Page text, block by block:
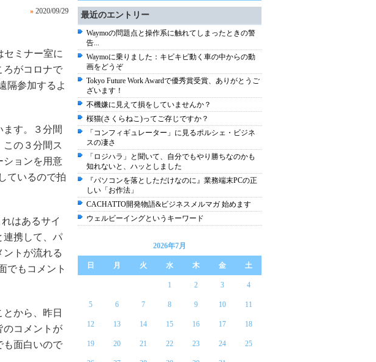
» 2020/09/29
セミナー室に
ろがコロナで
隔参加するよ
す。３分間
の３分間ス
ションを用意
ているので拍
はあるサイ
連携して、パ
トが流れる
でもコメント
から、昨日
のコメントが
も面白いので
最近のエントリー
Waymoの問題点と操作系に触れてしまったときの警
告...
Waymoに乗りました：キビキビ動く車の中からの動
画をどうぞ
Tokyo Future Work Awardで優秀賞受賞、ありがとうご
ざいます！
不機嫌に見えて損をしていませんか？
桜猫(さくらねこ)ってご存じですか？
「コンフィギュレーター」に見るポルシェ・ビジネ
スの凄さ
「ロジハラ」と聞いて、自分でもやり勝ちなのかも
知れないと、ハッとしました
『パソコンを落としただけなのに』業務端末PCの正
しい「お作法」
CACHATTO開発物語&ビジネスメルマガ 始めます
ウェルビーイングというキーワード
2026年7月
日 月 火 水 木 金 土
1 2 3 4
5 6 7 8 9 10 11
12 13 14 15 16 17 18
19 20 21 22 23 24 25